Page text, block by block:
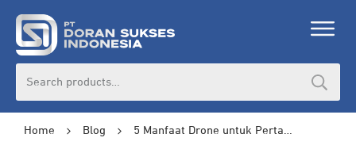
Home Blog 5 Manfaat Drone untuk Pertambangan dan Mineral